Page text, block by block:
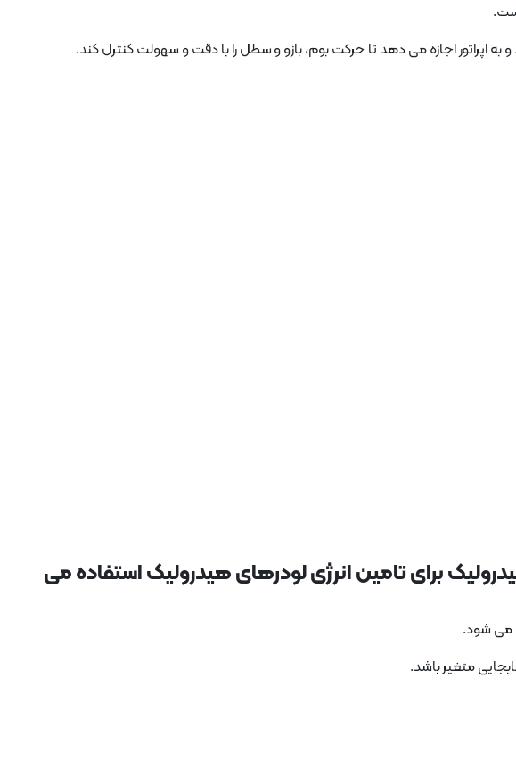
برای تامین انرژی لودرهای هیدرولیک استفاده می
می شود.
متغیر باشد.